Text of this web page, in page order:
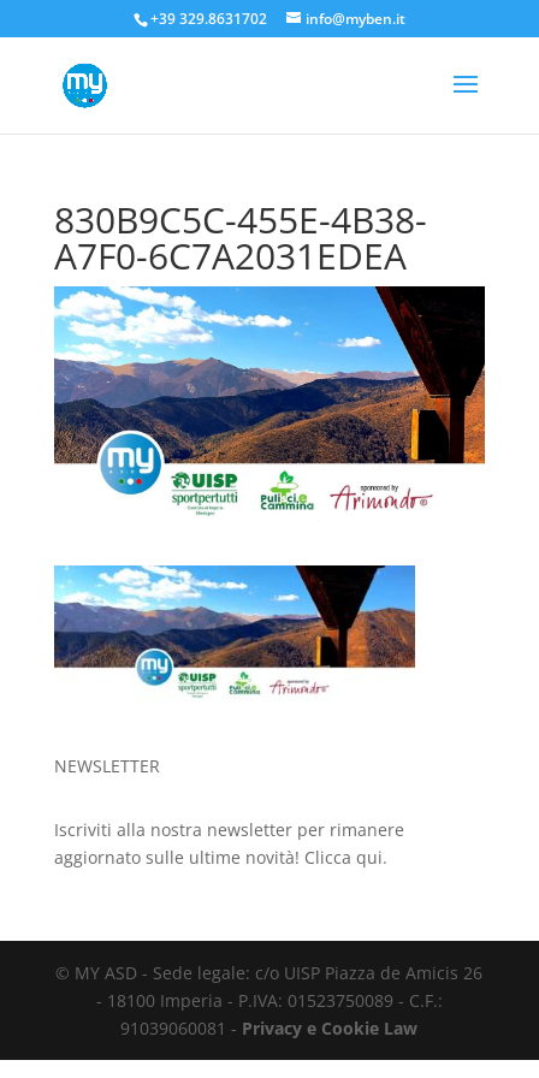
+39 329.8631702 info@myben.it
830B9C5C-455E-4B38-
A7F0-6C7A2031EDEA
NEWSLETTER
Iscriviti alla nostra newsletter per rimanere
aggiornato sulle ultime novità! Clicca qui.
© MY ASD - Sede legale: c/o UISP Piazza de Amicis 26
- 18100 Imperia - P.IVA: 01523750089 - C.F.:
91039060081 - Privacy e Cookie Law